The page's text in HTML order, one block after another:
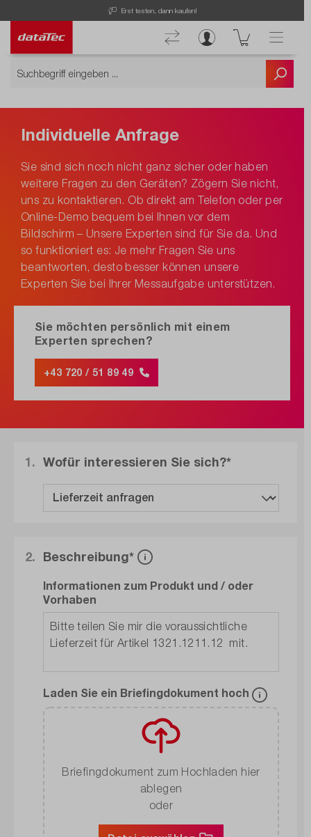
Erst testen, dann kaufen!
Individuelle Anfrage
Sie sind sich noch nicht ganz sicher oder haben
weitere Fragen zu den Geräten? Zögern Sie nicht,
uns zu kontaktieren. Ob direkt am Telefon oder per
Online-Demo bequem bei Ihnen vor dem
Bildschirm – Unsere Experten sind für Sie da. Und
so funktioniert es: Je mehr Fragen Sie uns
beantworten, desto besser können unsere
Experten Sie bei Ihrer Messaufgabe unterstützen.
Sie möchten persönlich mit einem
Experten sprechen?
+43 720 / 51 89 49
Wofür interessieren Sie sich?*
1.
Beschreibung*
2.
Informationen zum Produkt und / oder
Vorhaben
Laden Sie ein Briefingdokument hoch
Briefingdokument zum Hochladen hier
ablegen
oder